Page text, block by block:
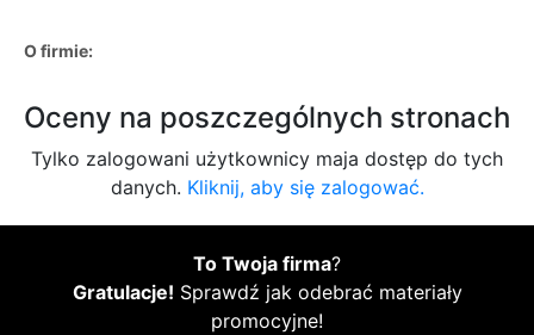
O firmie:
Oceny na poszczególnych stronach
Tylko zalogowani użytkownicy maja dostęp do tych
danych. Kliknij, aby się zalogować.
To Twoja firma?
Gratulacje! Sprawdź jak odebrać materiały
promocyjne!